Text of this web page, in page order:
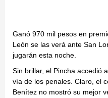
Ganó 970 mil pesos en
León se las verá ante San
jugarán esta noche.
Sin brillar, el Pincha accedió
vía de los penales. Claro, el
Benítez no mostró su mejor